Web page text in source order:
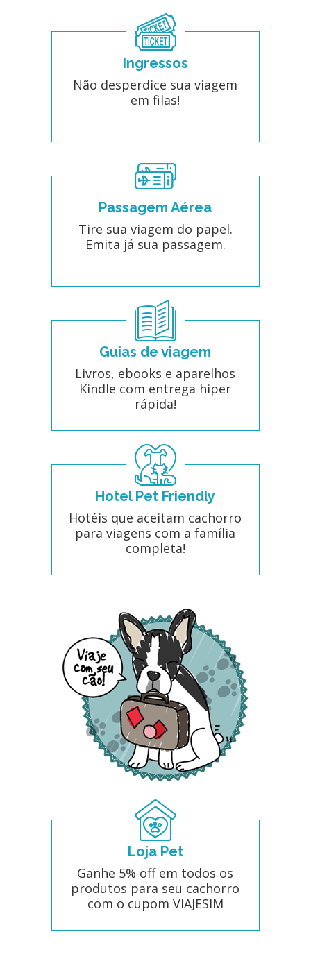
Ingressos
Não desperdice sua viagem
em filas!
Passagem Aérea
Tire sua viagem do papel.
Emita já sua passagem.
Guias de viagem
Livros, ebooks e aparelhos
Kindle com entrega hiper
rápida!
Hotel Pet Friendly
Hotéis que aceitam cachorro
para viagens com a família
completa!
Loja Pet
Ganhe 5% off em todos os
produtos para seu cachorro
com o cupom VIAJESIM